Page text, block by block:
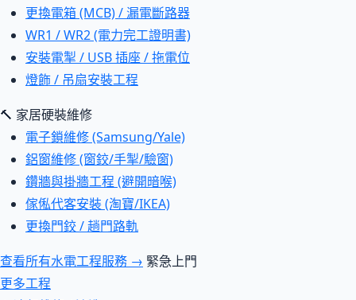
更換電箱 (MCB) / 漏電斷路器
WR1 / WR2 (電力完工證明書)
安裝電掣 / USB 插座 / 拖電位
燈飾 / 吊扇安裝工程
🔨 家居硬裝維修
電子鎖維修 (Samsung/Yale)
鋁窗維修 (窗鉸/手掣/驗窗)
鑽牆與掛牆工程 (避開暗喉)
傢俬代客安裝 (淘寶/IKEA)
更換門鉸 / 趟門路軌
查看所有水電工程服務 → 緊急上門
更多工程